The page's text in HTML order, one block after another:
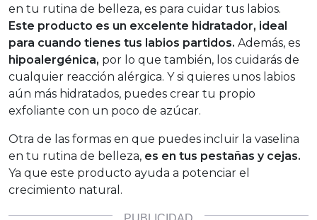
en tu rutina de belleza, es para cuidar tus labios.
Este producto es un excelente hidratador, ideal
para cuando tienes tus labios partidos. Además, es
hipoalergénica, por lo que también, los cuidarás de
cualquier reacción alérgica. Y si quieres unos labios
aún más hidratados, puedes crear tu propio
exfoliante con un poco de azúcar.
Otra de las formas en que puedes incluir la vaselina
en tu rutina de belleza, es en tus pestañas y cejas.
Ya que este producto ayuda a potenciar el
crecimiento natural.